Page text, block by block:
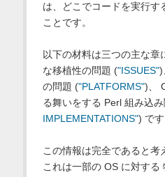
は、どこでコードを実行す
ことです。
以下の材料は三つの主な章
な移植性の問題 ("ISSUES")
の問題 ("PLATFORMS")、
る舞いをする Perl 組み込
IMPLEMENTATIONS") です
この情報は完全であると考
これは一部の OS に対する